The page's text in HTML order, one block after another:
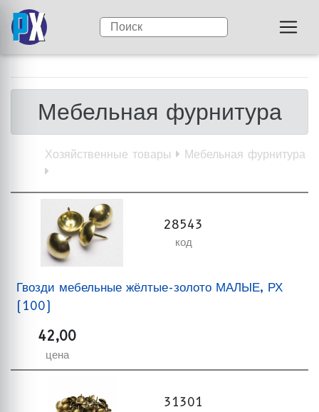
Мебельная фурнитура
Хозяйственные товары Мебельная фурнитура
28543
код
Гвозди мебельные жёлтые-золото МАЛЫЕ, РХ
(100)
42,00
цена
31301